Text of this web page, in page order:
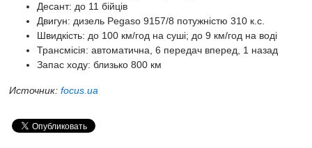
Десант: до 11 бійців
Двигун: дизель Pegaso 9157/8 потужністю 310 к.с.
Швидкість: до 100 км/год на суші; до 9 км/год на воді
Трансмісія: автоматична, 6 передач вперед, 1 назад
Запас ходу: близько 800 км
Источник: focus.ua